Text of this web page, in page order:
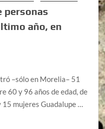
personas
año, en
–sólo en Morelia– 51
60 y 96 años de edad, de
mujeres Guadalupe …